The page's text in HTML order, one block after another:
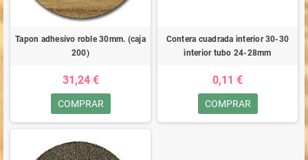
Tapon adhesivo roble 30mm. (caja
200)
31,24 €
COMPRAR
Contera cuadrada interior 30-30
interior tubo 24-28mm
0,11 €
COMPRAR